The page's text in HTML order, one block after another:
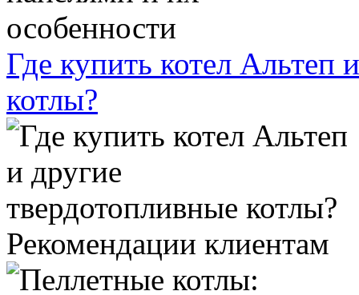
Где купить котел Альтеп
котлы?
Рекомендации клиентам